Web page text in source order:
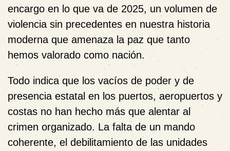
encargo en lo que va de 2025, un volumen de
violencia sin precedentes en nuestra historia
moderna que amenaza la paz que tanto
hemos valorado como nación.
Todo indica que los vacíos de poder y de
presencia estatal en los puertos, aeropuertos y
costas no han hecho más que alentar al
crimen organizado. La falta de un mando
coherente, el debilitamiento de las unidades